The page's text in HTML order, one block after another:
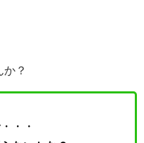
？
・・